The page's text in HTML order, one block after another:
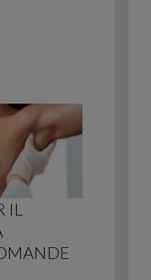
IL